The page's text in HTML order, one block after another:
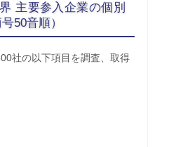
主要参入企業の個別
50音順）
社の以下項目を調査、取得